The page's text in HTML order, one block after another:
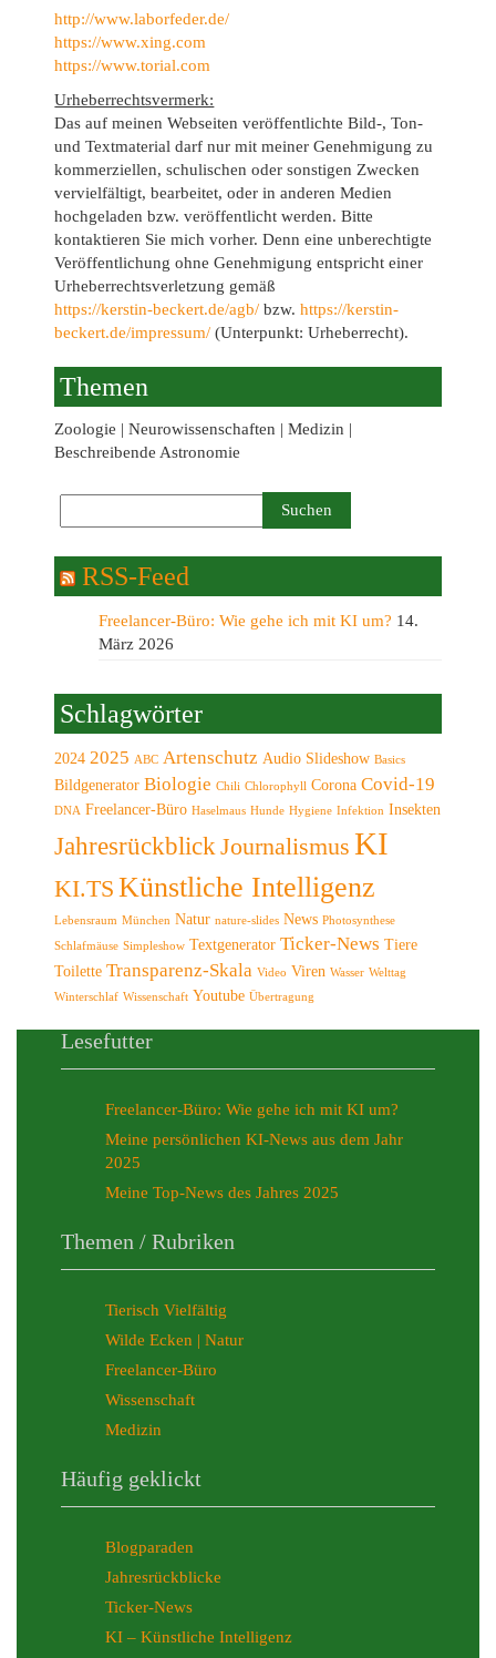
http://www.laborfeder.de/
https://www.xing.com
https://www.torial.com
Urheberrechtsvermerk:
Das auf meinen Webseiten veröffentlichte Bild-, Ton-
und Textmaterial darf nur mit meiner Genehmigung zu
kommerziellen, schulischen oder sonstigen Zwecken
vervielfältigt, bearbeitet, oder in anderen Medien
hochgeladen bzw. veröffentlicht werden. Bitte
kontaktieren Sie mich vorher. Denn eine unberechtigte
Veröffentlichung ohne Genehmigung entspricht einer
Urheberrechtsverletzung gemäß
https://kerstin-beckert.de/agb/ bzw.https://kerstin-
beckert.de/impressum/ (Unterpunkt: Urheberrecht).
Themen
Zoologie | Neurowissenschaften | Medizin |
Beschreibende Astronomie
RSS-Feed
Freelancer-Büro: Wie gehe ich mit KI um? 14.
März 2026
Schlagwörter
2024 2025 ABC Artenschutz Audio Slideshow Basics
Bildgenerator Biologie Chili Chlorophyll Corona Covid-19
DNA Freelancer-Büro Haselmaus Hunde Hygiene Infektion Insekten
Jahresrückblick Journalismus KI
KI.TS Künstliche Intelligenz
Lebensraum München Natur nature-slides News Photosynthese
Schlafmäuse Simpleshow Textgenerator Ticker-News Tiere
Toilette Transparenz-Skala Video Viren Wasser Welttag
Winterschlaf Wissenschaft Youtube Übertragung
Lesefutter
Freelancer-Büro: Wie gehe ich mit KI um?
Meine persönlichen KI-News aus dem Jahr
2025
Meine Top-News des Jahres 2025
Themen / Rubriken
Tierisch Vielfältig
Wilde Ecken | Natur
Freelancer-Büro
Wissenschaft
Medizin
Häufig geklickt
Blogparaden
Jahresrückblicke
Ticker-News
KI – Künstliche Intelligenz